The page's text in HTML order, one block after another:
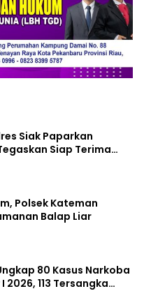
Siak Paparkan
Siap Terima
Polsek Kateman
Balap Liar
80 Kasus Narkoba
2026, 113 Tersangka